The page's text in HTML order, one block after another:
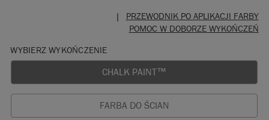
PRZEWODNIK PO APLIKACJI FARBY
|
POMOC W DOBORZE WYKOŃCZEŃ
WYBIERZ WYKOŃCZENIE
CHALK PAINT™
FARBA DO ŚCIAN